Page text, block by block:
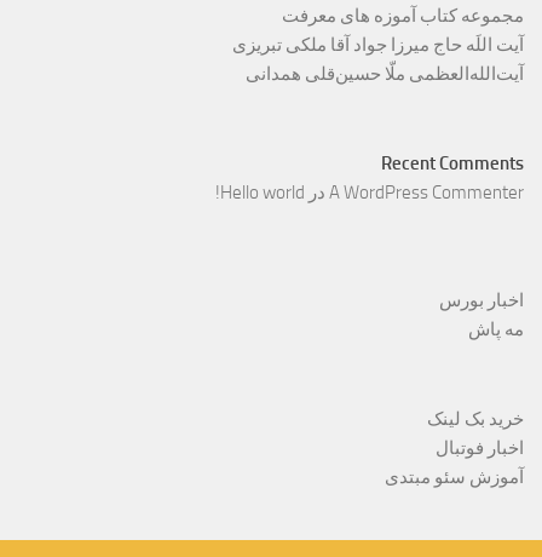
مجموعه کتاب آموزه های معرفت
آیت اللَه حاج میرزا جواد آقا ملکی تبریزی
آیت‌الله‌العظمی ملّا حسین‌قلی همدانی
Recent Comments
A WordPress Commenter در Hello world!
اخبار بورس
مه پاش
خرید بک لینک
اخبار فوتبال
آموزش سئو مبتدی